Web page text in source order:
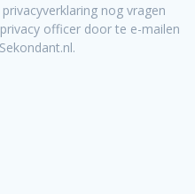
nog vragen
officer door te e-mailen